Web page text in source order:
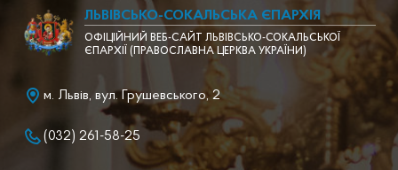
ЛЬВІВСЬКО-СОКАЛЬСЬКА ЄПАРХІЯ
ОФІЦІЙНИЙ ВЕБ-САЙТ ЛЬВІВСЬКО-СОКАЛЬСЬКОЇ
ЄПАРХІЇ (ПРАВОСЛАВНА ЦЕРКВА УКРАЇНИ)
м. Львів, вул. Грушевського, 2
(032) 261-58-25